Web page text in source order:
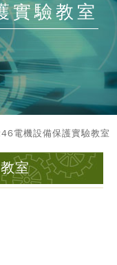
實驗教室
電機設備保護實驗教室
室